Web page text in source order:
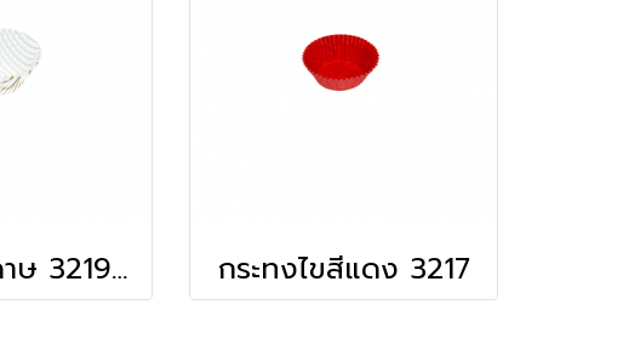
กระทงกระดาษ 3219 ลายทอง กระทงไขสีแดง 3217